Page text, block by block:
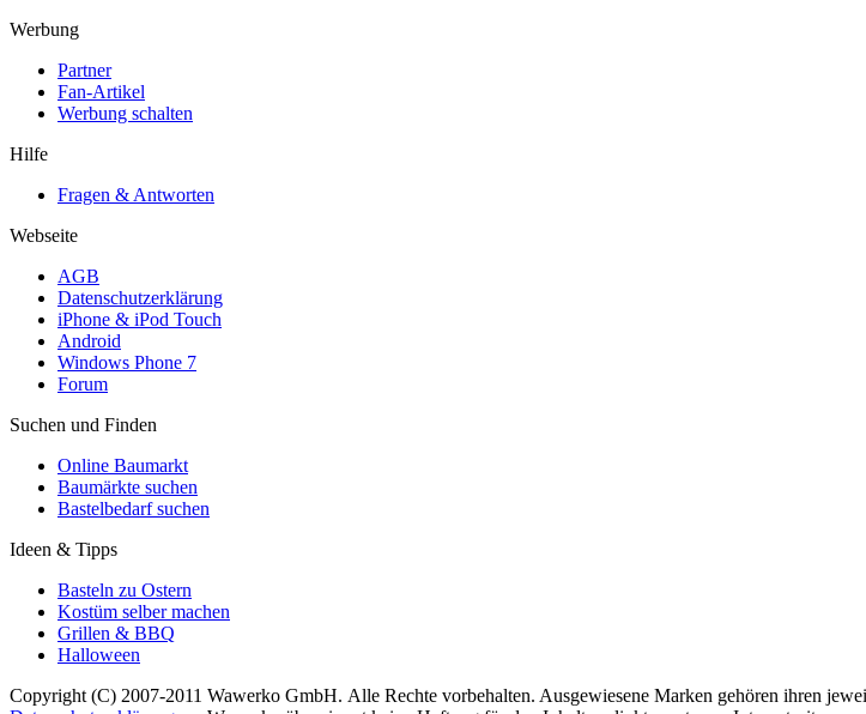
Werbung
Partner
Fan-Artikel
Werbung schalten
Hilfe
Fragen & Antworten
Webseite
AGB
Datenschutzerklärung
iPhone & iPod Touch
Android
Windows Phone 7
Forum
Suchen und Finden
Online Baumarkt
Baumärkte suchen
Bastelbedarf suchen
Ideen & Tipps
Basteln zu Ostern
Kostüm selber machen
Grillen & BBQ
Halloween
Copyright (C) 2007-2011 Wawerko GmbH. Alle Rechte vorbehalten. Ausgewiesene Marken gehören ihren